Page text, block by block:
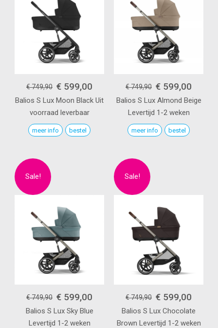
€ 749,90 € 599,00
Balios S Lux Moon Black Uit
voorraad leverbaar
meer info bestel
€ 749,90 € 599,00
Balios S Lux Almond Beige
Levertijd 1-2 weken
meer info bestel
€ 749,90 € 599,00
Balios S Lux Sky Blue
Levertijd 1-2 weken
€ 749,90 € 599,00
Balios S Lux Chocolate
Brown Levertijd 1-2 weken